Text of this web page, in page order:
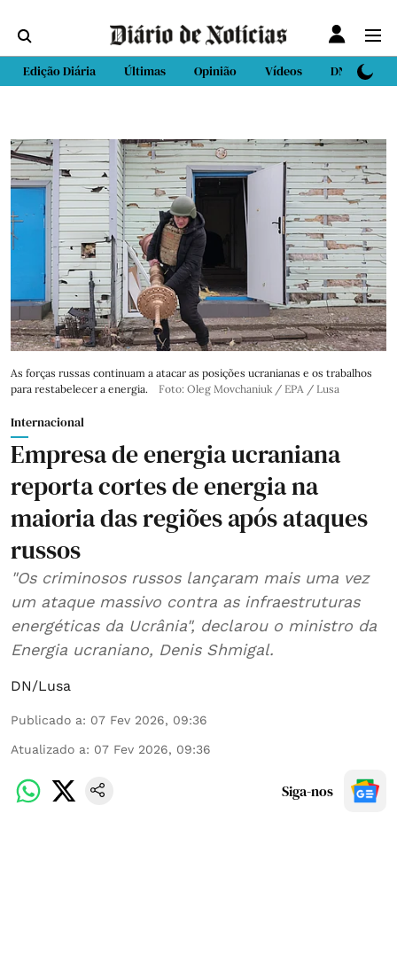
Edição Diária Últimas Opinião Vídeos DN Sport
As forças russas continuam a atacar as posições ucranianas e os trabalhos
para restabelecer a energia.
Foto: Oleg Movchaniuk / EPA / Lusa
Internacional
Empresa de energia ucraniana
reporta cortes de energia na
maioria das regiões após ataques
russos
"Os criminosos russos lançaram mais uma vez
um ataque massivo contra as infraestruturas
energéticas da Ucrânia", declarou o ministro da
Energia ucraniano, Denis Shmigal.
DN/Lusa
Publicado a: 07 Fev 2026, 09:36
Atualizado a: 07 Fev 2026, 09:36
Siga-nos